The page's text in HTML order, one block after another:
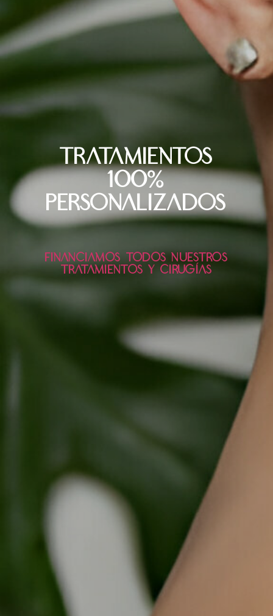
TRATAMIENTOS
100%
PERSONALIZADOS
FINANCIAMOS TODOS NUESTROS
TRATAMIENTOS Y CIRUGÍAS